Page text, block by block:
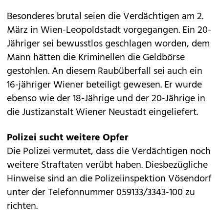
Besonderes brutal seien die Verdächtigen am 2.
März in Wien-Leopoldstadt vorgegangen. Ein 20-
Jähriger sei bewusstlos geschlagen worden, dem
Mann hätten die Kriminellen die Geldbörse
gestohlen. An diesem Raubüberfall sei auch ein
16-jähriger Wiener beteiligt gewesen. Er wurde
ebenso wie der 18-Jährige und der 20-Jährige in
die Justizanstalt Wiener Neustadt eingeliefert.
Polizei sucht weitere Opfer
Die Polizei vermutet, dass die Verdächtigen noch
weitere Straftaten verübt haben. Diesbezügliche
Hinweise sind an die Polizeiinspektion Vösendorf
unter der Telefonnummer 059133/3343-100 zu
richten.